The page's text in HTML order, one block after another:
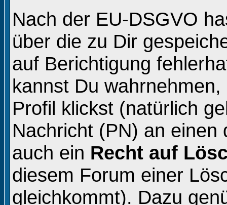
Nach der EU-DSGVO
über die zu Dir
auf Berichtigung
kannst Du
Profil klickst (natürlich
Nachricht (PN) an
auch ein Recht auf
diesem Forum einer
gleichkommt). Dazu